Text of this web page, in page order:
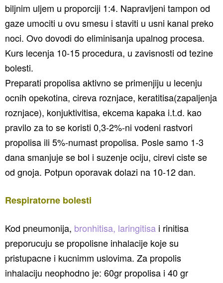
biljnim uljem u proporciji 1:4. Napravljeni tampon od
gaze umociti u ovu smesu i staviti u usni kanal preko
noci. Ovo dovodi do eliminisanja upalnog procesa.
Kurs lecenja 10-15 procedura, u zavisnosti od tezine
bolesti.
Preparati propolisa aktivno se primenjiju u lecenju
ocnih opekotina, cireva roznjace, keratitisa(zapaljenja
roznjace), konjuktivitisa, ekcema kapaka i.t.d. kao
pravilo za to se koristi 0,3-2%-ni vodeni rastvori
propolisa ili 5%-numast propolisa. Posle samo 1-3
dana smanjuje se bol i suzenje ociju, cirevi ciste se
od gnoja. Potpun oporavak dolazi na 10-12 dan.
Respiratorne bolesti
Kod pneumonija, bronhitisa, laringitisa i rinitisa
preporucuju se propolisne inhalacije koje su
pristupacne i kucnimm uslovima. Za propolis
inhalaciju neophodno je: 60gr propolisa i 40 gr